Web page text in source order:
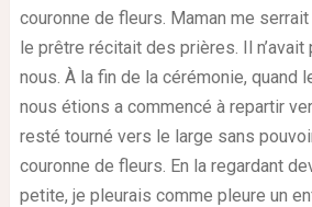
couronne de fleurs. Maman me
le prêtre récitait des prières. Il
nous. À la fin de la cérémonie, quand
nous étions a commencé à repartir
resté tourné vers le large sans
couronne de fleurs. En la regardant
petite, je pleurais comme pleure un